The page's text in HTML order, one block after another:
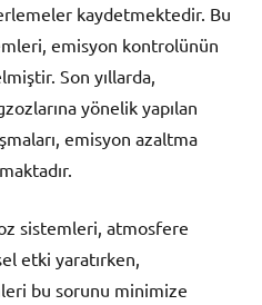
kaydetmektedir. Bu
emisyon kontrolünün
Son yıllarda,
yönelik yapılan
emisyon azaltma
sistemleri, atmosfere
etki yaratırken,
bu sorunu minimize